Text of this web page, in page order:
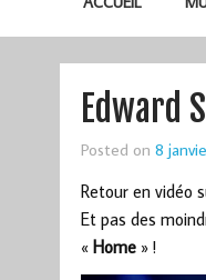
Edward
Posted on 8
Retour en vidéo
Et pas des
« Home» !